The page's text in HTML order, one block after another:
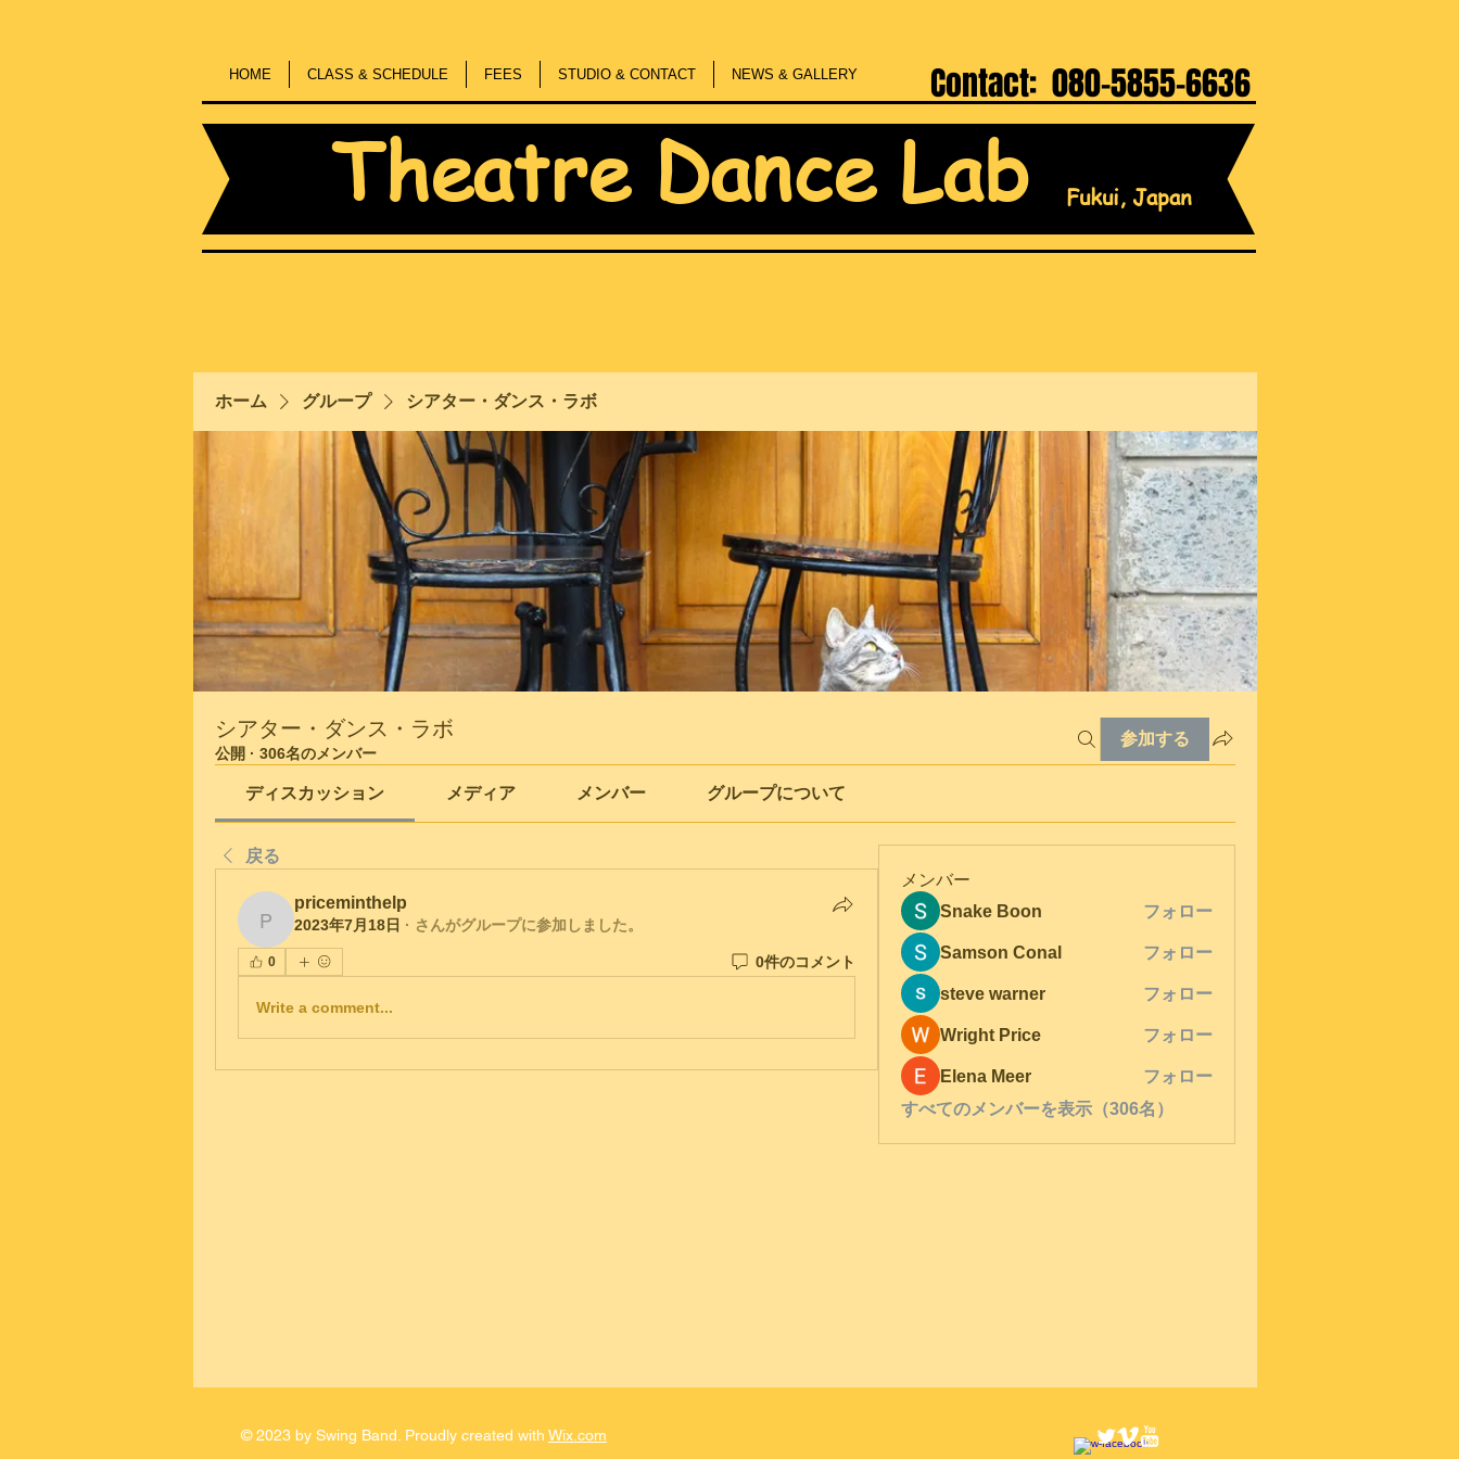
Contact: 080-5855-6636
HOME CLASS & SCHEDULE FEES STUDIO & CONTACT NEWS & GALLERY
Theatre Dance Lab Fukui, Japan
ホーム グループ シアター・ダンス・ラボ
シアター・ダンス・ラボ
公開 · 306名のメンバー
参加する
ディスカッション メディア メンバー グループについて
戻る
priceminthelp
priceminthelp
2023年7月18日 · さんがグループに参加しました。
0 0件のコメント
Write a comment...
メンバー
Snake Boon フォロー
Samson Conal フォロー
steve warner フォロー
Wright Price フォロー
Elena Meer
フォロー
すべてのメンバーを表示（306名）
© 2023 by Swing Band. Proudly created with Wix.com